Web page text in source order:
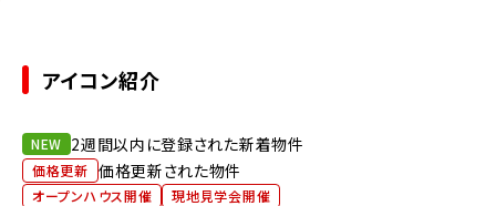
アイコン紹介
NEW 2週間以内に登録された新着物件
価格更新 価格更新された物件
オープンハウス開催 現地見学会開催